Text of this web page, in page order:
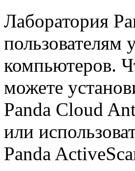
Лаборатория
пользователям
компьютеров.
можете
Panda Cloud
или
Panda